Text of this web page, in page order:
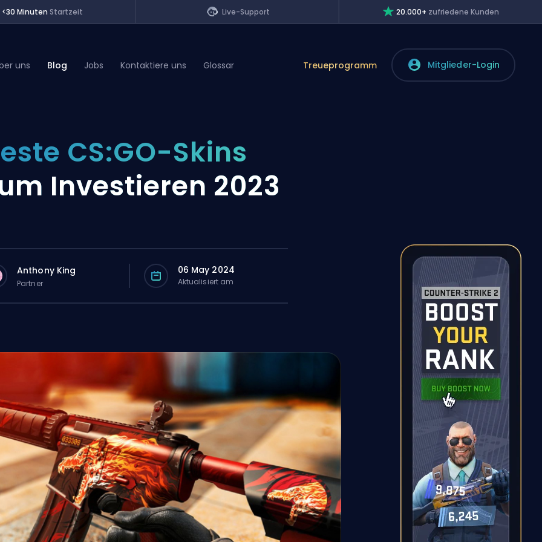
<30 Minuten Startzeit Live-Support 20.000+ zufriedene Kunden
uns Blog Jobs Kontaktiere uns Glossar Treueprogramm Mitglieder-Login
CS:GO-Skins
Investieren 2023
Anthony King
Partner
06 May 2024
Aktualisiert am